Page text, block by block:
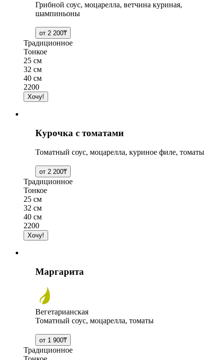
Грибной соус, моцарелла, ветчина куриная,
шампиньоны
Традиционное
Тонкое
25 см
32 см
40 см
2200
Курочка с томатами
Томатный соус, моцарелла, куриное филе, томаты
Традиционное
Тонкое
25 см
32 см
40 см
2200
Маргарита
Вегетарианская
Томатный соус, моцарелла, томаты
Традиционное